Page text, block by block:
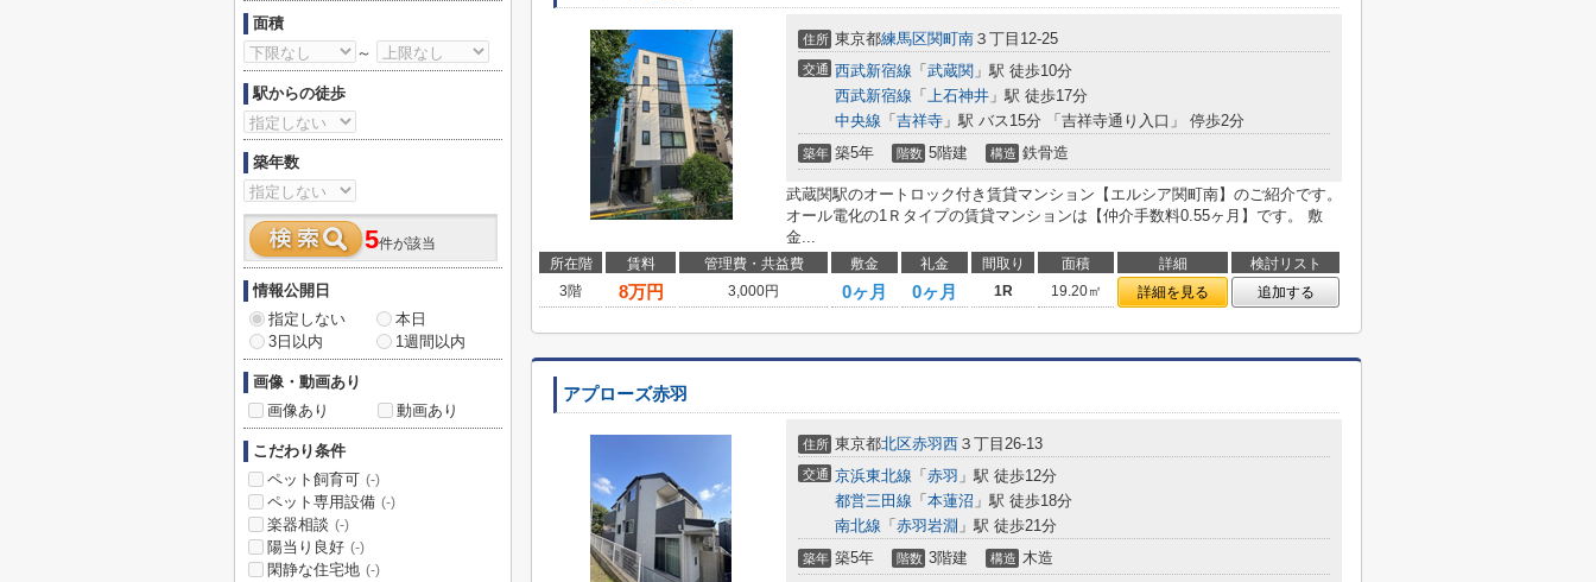
住所 東京都練馬区関町南 ３丁目12-25
交通 西武新宿線 「 武蔵関 」駅 徒歩10分
西武新宿線 「 上石神井 」駅 徒歩17分
中央線 「 吉祥寺 」駅 バス15分 「吉祥寺通り入口」 停歩2分
築年 築5年 階数 5階建 構造 鉄骨造
武蔵関駅のオートロック付き賃貸マンション【エルシア関町南】のご紹介です。
オール電化の1Ｒタイプの賃貸マンションは【仲介手数料0.55ヶ月】です。 敷
金...
所在階 賃料 管理費・共益費 敷金 礼金 間取り 面積 詳細
検討リスト
3階
8万円 3,000円 0ヶ月 0ヶ月 1R 19.20㎡ 詳細を見る 追加する
アプローズ赤羽
住所 東京都北区赤羽西 ３丁目26-13
交通 京浜東北線 「 赤羽 」駅 徒歩12分
都営三田線 「 本蓮沼 」駅 徒歩18分
南北線 「 赤羽岩淵 」駅 徒歩21分
築年 築5年 階数 3階建 構造 木造
面積
～
駅からの徒歩
築年数
5件が該当
情報公開日
指定しない
本日
3日以内
1週間以内
画像・動画あり
画像あり
動画あり
こだわり条件
ペット飼育可 (-)
ペット専用設備 (-)
楽器相談 (-)
陽当り良好 (-)
閑静な住宅地 (-)